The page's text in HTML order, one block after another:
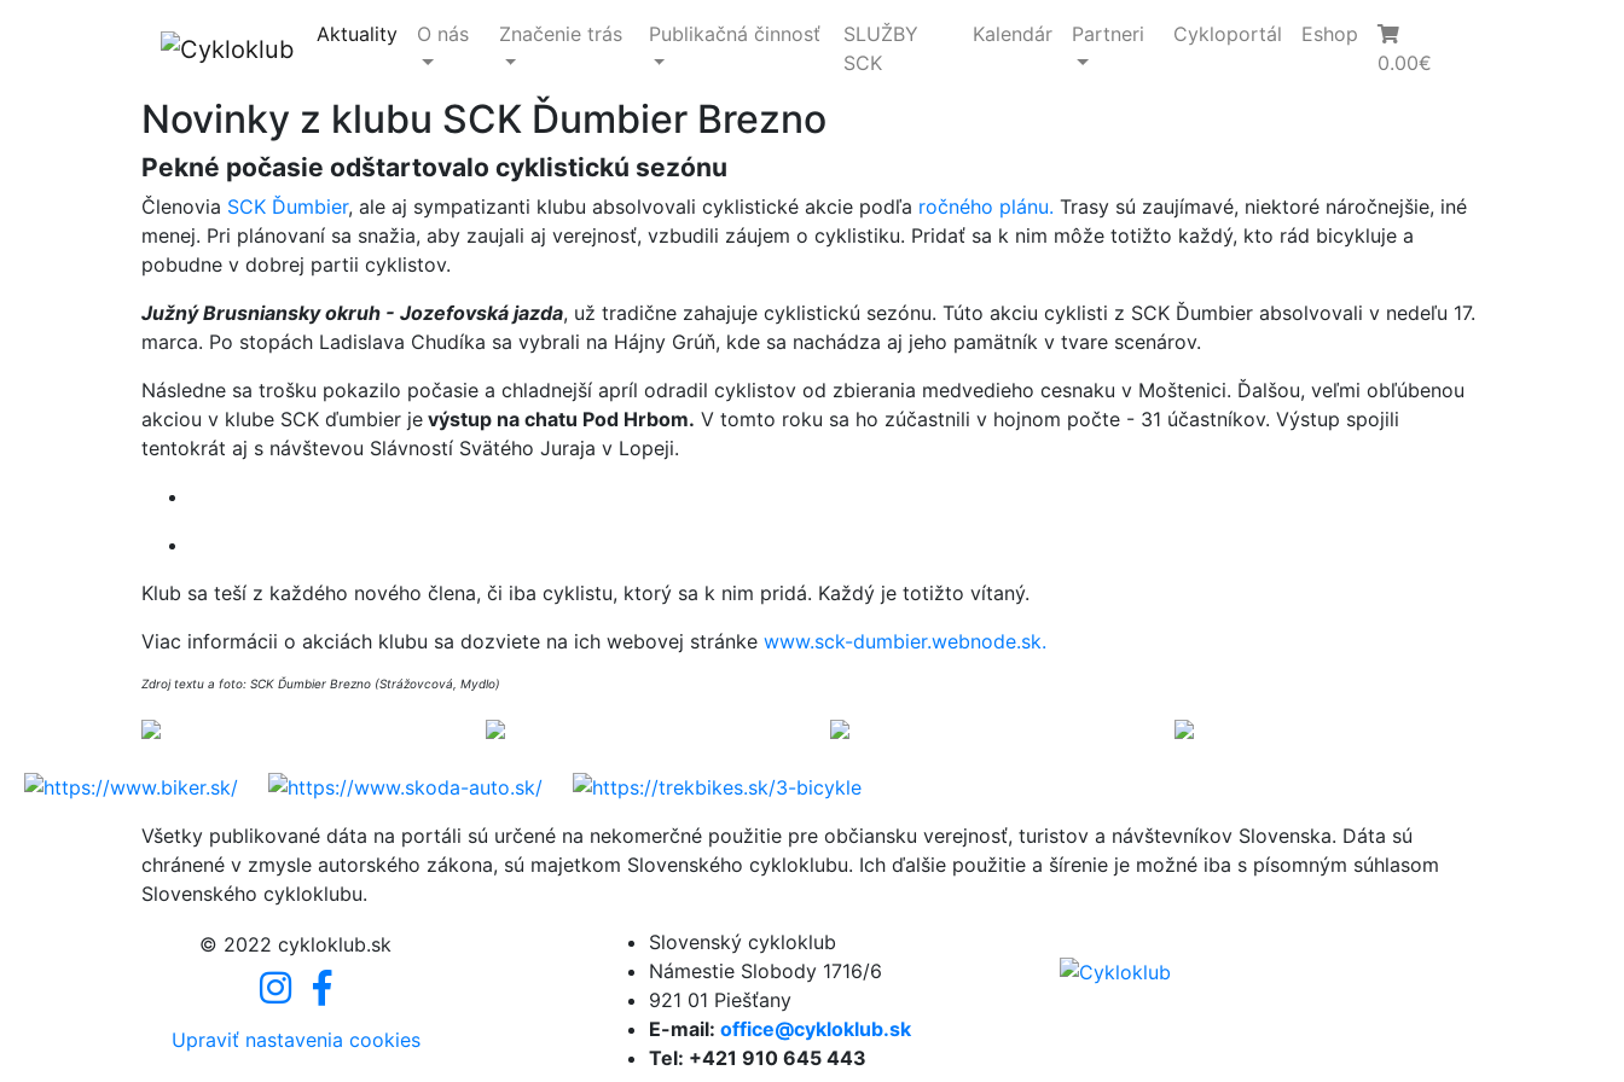
Aktuality O nás Značenie trás Publikačná činnosť
SLUŽBY
SCK
Kalendár Partneri Cykloportál
Eshop
0.00€
Novinky z klubu SCK Ďumbier Brezno
Pekné počasie odštartovalo cyklistickú sezónu
Členovia SCK Ďumbier, ale aj sympatizanti klubu absolvovali cyklistické akcie podľa ročného plánu. Trasy sú zaujímavé, niektoré náročnejšie, iné
menej. Pri plánovaní sa snažia, aby zaujali aj verejnosť, vzbudili záujem o cyklistiku. Pridať sa k nim môže totižto každý, kto rád bicykluje a
pobudne v dobrej partii cyklistov.
Južný Brusniansky okruh - Jozefovská jazda, už tradične zahajuje cyklistickú sezónu. Túto akciu cyklisti z SCK Ďumbier absolvovali v nedeľu 17.
marca. Po stopách Ladislava Chudíka sa vybrali na Hájny Grúň, kde sa nachádza aj jeho pamätník v tvare scenárov.
Následne sa trošku pokazilo počasie a chladnejší apríl odradil cyklistov od zbierania medvedieho cesnaku v Moštenici. Ďalšou, veľmi obľúbenou
akciou v klube SCK ďumbier je výstup na chatu Pod Hrbom. V tomto roku sa ho zúčastnili v hojnom počte - 31 účastníkov. Výstup spojili
tentokrát aj s návštevou Slávností Svätého Juraja v Lopeji.
Klub sa teší z každého nového člena, či iba cyklistu, ktorý sa k nim pridá. Každý je totižto vítaný.
Viac informácii o akciách klubu sa dozviete na ich webovej stránke www.sck-dumbier.webnode.sk.
Zdroj textu a foto: SCK Ďumbier Brezno (Strážovcová, Mydlo)
Všetky publikované dáta na portáli sú určené na nekomerčné použitie pre občiansku verejnosť, turistov a návštevníkov Slovenska. Dáta sú
chránené v zmysle autorského zákona, sú majetkom Slovenského cykloklubu. Ich ďalšie použitie a šírenie je možné iba s písomným súhlasom
Slovenského cykloklubu.
© 2022 cykloklub.sk
Upraviť nastavenia cookies
Slovenský cykloklub
Námestie Slobody 1716/6
921 01 Piešťany
E-mail: office@cykloklub.sk
Tel: +421 910 645 443